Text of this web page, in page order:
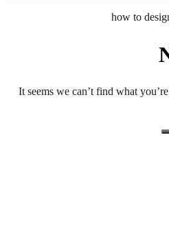
how to
It seems we can’t find what
Search